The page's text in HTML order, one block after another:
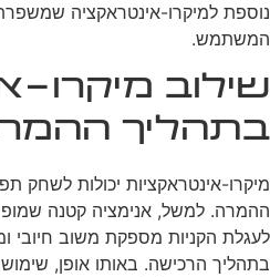
נוספת למיקרו-אינטראקציה
המשתמש.
שילוב מיקרו-
בתהליך
מיקרו-אינטראקציות יכולות לשחק
ההמרה. למשל, אנימציה קטנה
לעגלת הקניות מספקת משוב
בתהליך הרכישה. באותו אופן,